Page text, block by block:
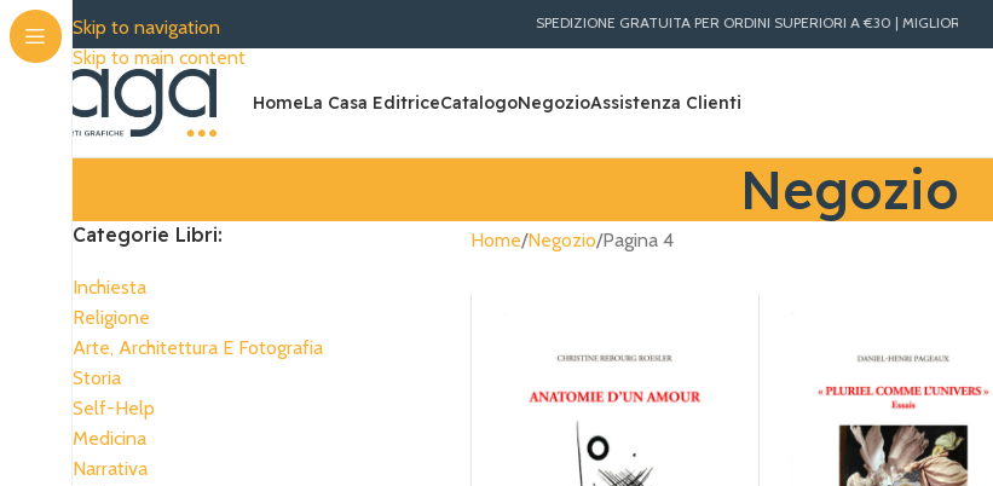
Skip to navigation
Skip to main content
SPEDIZIONE GRATUITA PER ORDINI SUPERIORI A €30 | MIGLIORI PREZZI LIBRI
HomeLa Casa EditriceCatalogoNegozioAssistenza Clienti
Negozio
Categorie Libri:
Inchiesta
Religione
Arte, Architettura E Fotografia
Storia
Self-Help
Medicina
Narrativa
Home Negozio Pagina 4